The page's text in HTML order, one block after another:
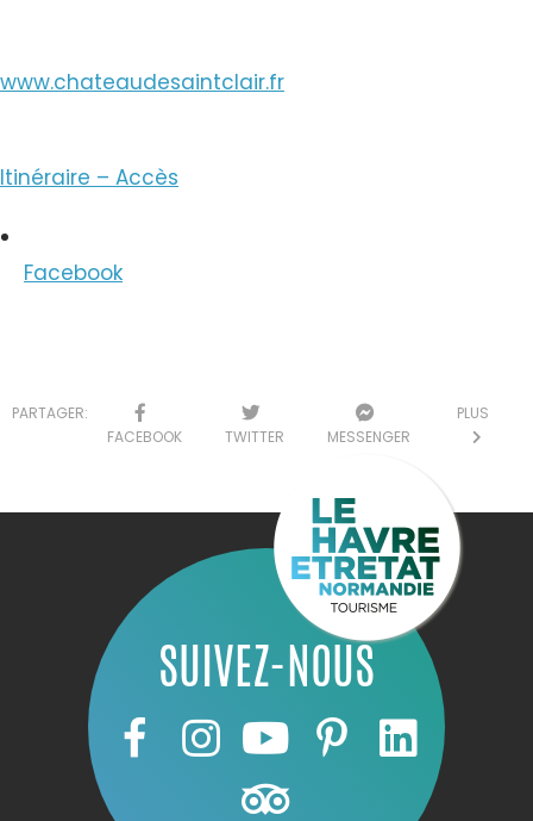
www.chateaudesaintclair.fr
Itinéraire – Accès
Facebook
PARTAGER:
FACEBOOK
TWITTER MESSENGER
PLUS
SUIVEZ-NOUS